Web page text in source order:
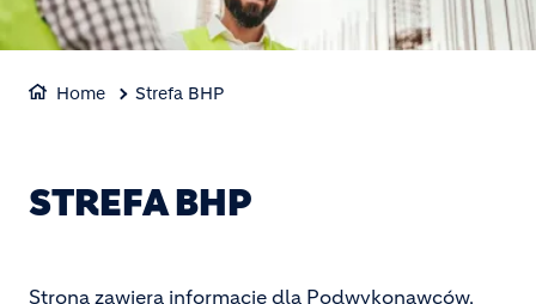
Home Strefa BHP
STREFA BHP
Strona zawiera informacje dla Podwykonawców,